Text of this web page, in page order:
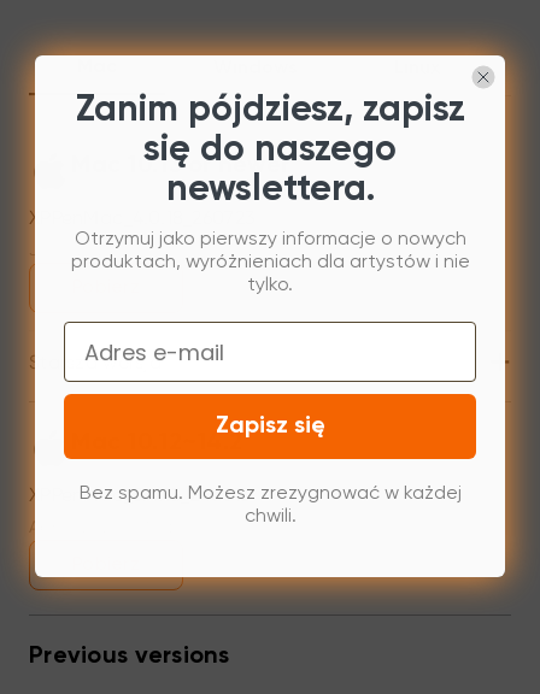
Mac 10.13 or newer
XPPenMac_4.0.18_260723
Jul 31,2026 AM 10:11
Starsza wersja +
XPPenMac_3.4.15_240313
Previous versions
Zanim pójdziesz, zapisz
się do naszego
newslettera.
Otrzymuj jako pierwszy informacje o nowych
produktach, wyróżnieniach dla artystów i nie
tylko.
Email
Zapisz się
Bez spamu. Możesz zrezygnować w każdej
chwili.